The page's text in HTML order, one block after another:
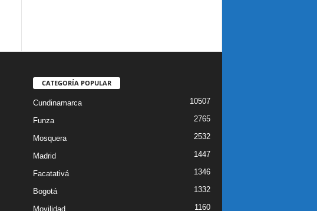
CATEGORÍA POPULAR
Cundinamarca 10507
Funza 2765
Mosquera 2532
Madrid 1447
Facatativá 1346
Bogotá 1332
Movilidad 1160